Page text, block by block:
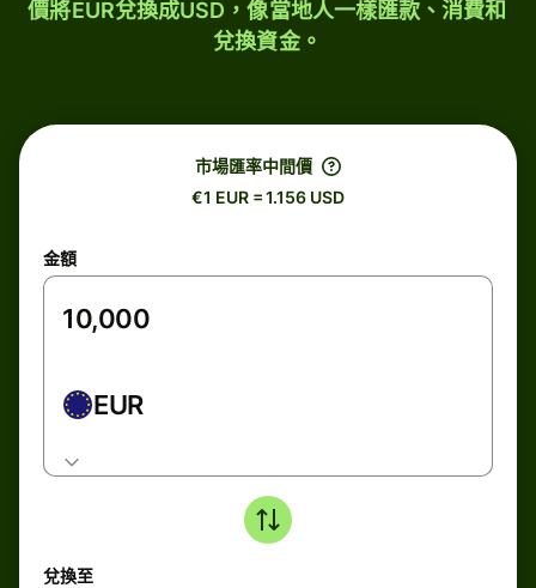
價將EUR兌換成USD，像當地人一樣匯款、消費和
兌換資金。
市場匯率中間價
€1 EUR = 1.156 USD
金額
EUR
兌換至